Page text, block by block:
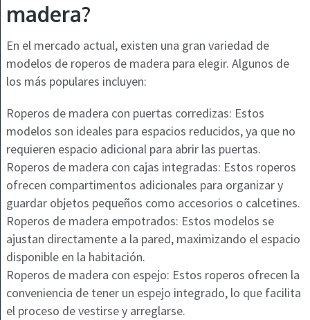
madera?
En el mercado actual, existen una gran variedad de
modelos de roperos de madera para elegir. Algunos de
los más populares incluyen:
Roperos de madera con puertas corredizas: Estos
modelos son ideales para espacios reducidos, ya que no
requieren espacio adicional para abrir las puertas.
Roperos de madera con cajas integradas: Estos roperos
ofrecen compartimentos adicionales para organizar y
guardar objetos pequeños como accesorios o calcetines.
Roperos de madera empotrados: Estos modelos se
ajustan directamente a la pared, maximizando el espacio
disponible en la habitación.
Roperos de madera con espejo: Estos roperos ofrecen la
conveniencia de tener un espejo integrado, lo que facilita
el proceso de vestirse y arreglarse.